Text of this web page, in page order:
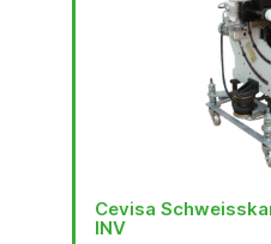
Cevisa
INV